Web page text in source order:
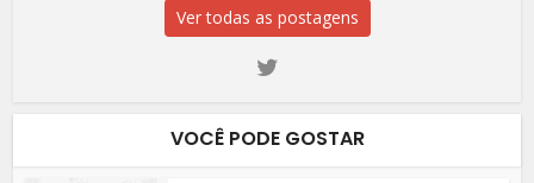
Ver todas as postagens
VOCÊ PODE GOSTAR